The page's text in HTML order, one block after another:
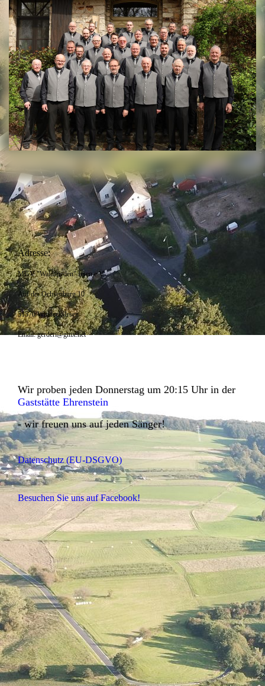
Adresse:
MGV "Waldfrieden" Irsen e.V.
Auf der Ochsenburg 10
51570 Windeck-Irsen
Email: gerderi@gmx.net
Wir proben jeden Donnerstag um 20:15 Uhr in der
Gaststätte Ehrenstein
- wir freuen uns auf jeden Sänger!
Datenschutz (EU-DSGVO)
Besuchen Sie uns auf Facebook!